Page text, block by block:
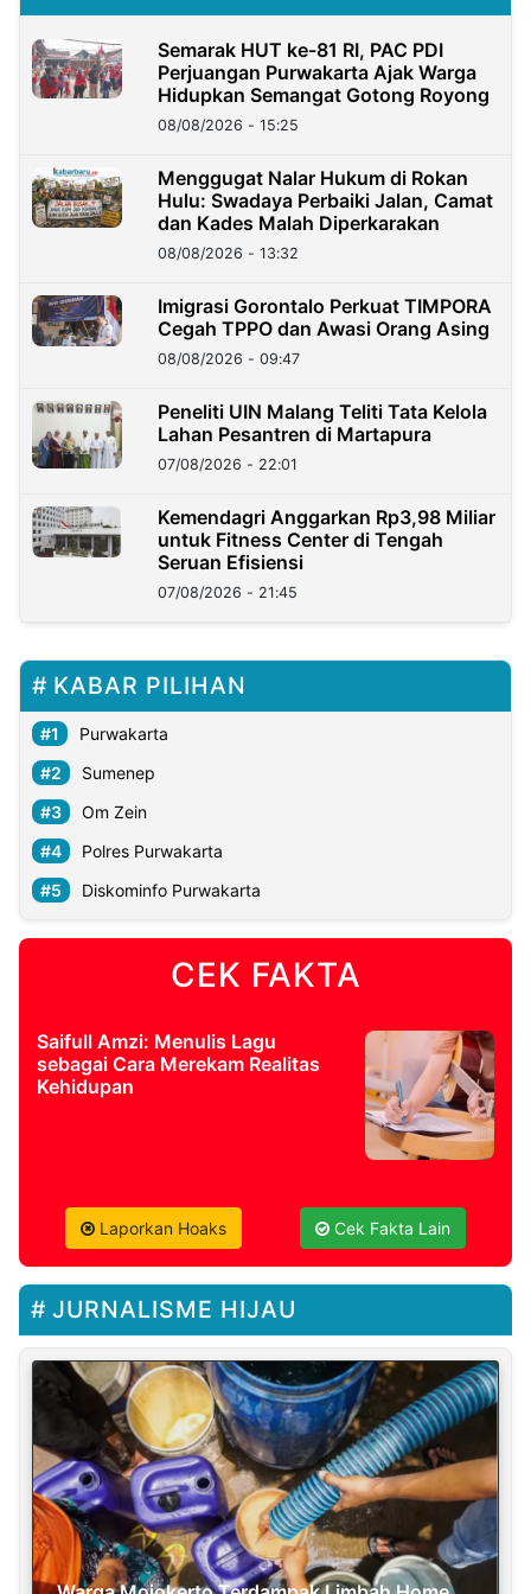
Semarak HUT ke-81 RI, PAC PDI
Perjuangan Purwakarta Ajak Warga
Hidupkan Semangat Gotong Royong
08/08/2026 - 15:25
Menggugat Nalar Hukum di Rokan
Hulu: Swadaya Perbaiki Jalan, Camat
dan Kades Malah Diperkarakan
08/08/2026 - 13:32
Imigrasi Gorontalo Perkuat TIMPORA
Cegah TPPO dan Awasi Orang Asing
08/08/2026 - 09:47
Peneliti UIN Malang Teliti Tata Kelola
Lahan Pesantren di Martapura
07/08/2026 - 22:01
Kemendagri Anggarkan Rp3,98 Miliar
untuk Fitness Center di Tengah
Seruan Efisiensi
07/08/2026 - 21:45
KABAR PILIHAN
Purwakarta
Sumenep
Om Zein
Polres Purwakarta
Diskominfo Purwakarta
CEK FAKTA
Saifull Amzi: Menulis Lagu
sebagai Cara Merekam Realitas
Kehidupan
Laporkan Hoaks Cek Fakta Lain
JURNALISME HIJAU